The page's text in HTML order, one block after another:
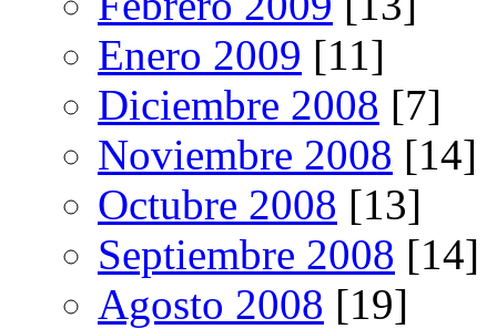
Enero 2009 [11]
Diciembre 2008 [7]
Noviembre 2008 [14]
Octubre 2008 [13]
Septiembre 2008 [14]
Agosto 2008 [19]